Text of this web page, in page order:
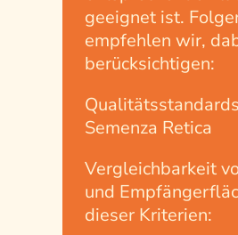
geeignet ist.
empfehlen wir,
berücksichtigen:
Semenza Retica
Vergleichbarkeit
und
dieser Kriterien: